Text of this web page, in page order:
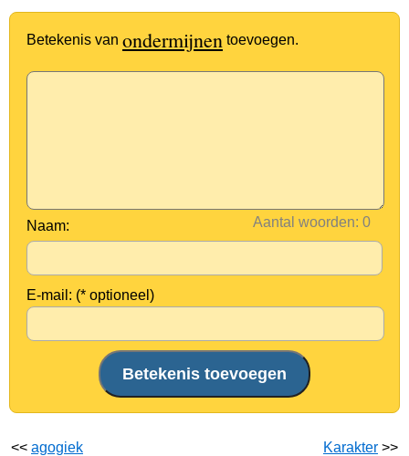
Betekenis van ondermijnen toevoegen.
Aantal woorden:
Naam:
E-mail: (* optioneel)
<< agogiek Karakter >>